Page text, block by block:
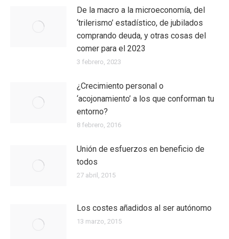
De la macro a la microeconomía, del
‘trilerismo’ estadístico, de jubilados
comprando deuda, y otras cosas del
comer para el 2023
3 febrero, 2023
¿Crecimiento personal o
‘acojonamiento’ a los que conforman tu
entorno?
8 febrero, 2016
Unión de esfuerzos en beneficio de
todos
27 abril, 2015
Los costes añadidos al ser autónomo
13 marzo, 2015